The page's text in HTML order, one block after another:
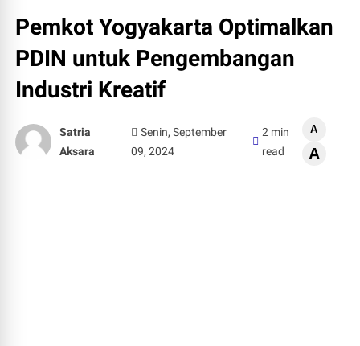
Pemkot Yogyakarta Optimalkan
PDIN untuk Pengembangan
Industri Kreatif
Satria
Aksara
Senin, September
09, 2024
2 min
read
A
A